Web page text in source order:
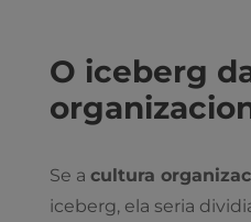
O iceberg
Se a cultura
iceberg, ela seria